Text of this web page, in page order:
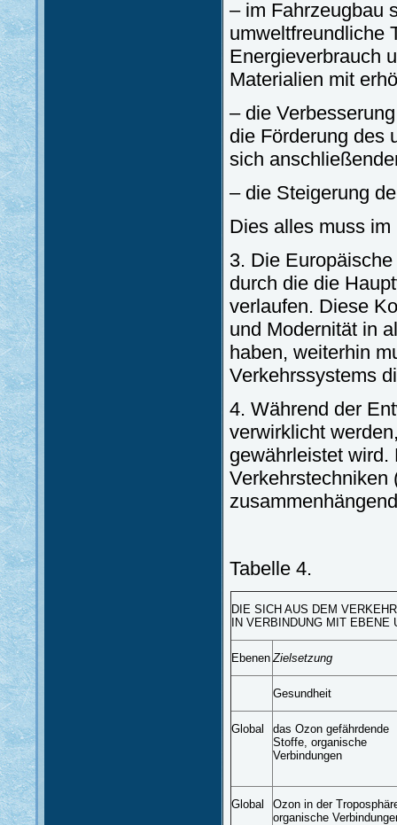
– im Fahrzeugbau
umweltfreundliche
Energieverbrauch
Materialien mit
– die
die Förderung des
sich
– die Steigerung
Dies alles muss
3. Die
durch die die
verlaufen. Diese
und Modernität in
haben, weiterhin
Verkehrssystems
4. Während der
verwirklicht
gewährleistet
Verkehrstechniken
Tabelle 4.
DIE SICH AUS DEM
IN VERBINDUNG MIT EBENE
Ebenen Zielsetzung
Gesundheit
Global
das Ozon gefährdende
Stoffe, organische
Verbindungen
Global
Ozon in der
organische